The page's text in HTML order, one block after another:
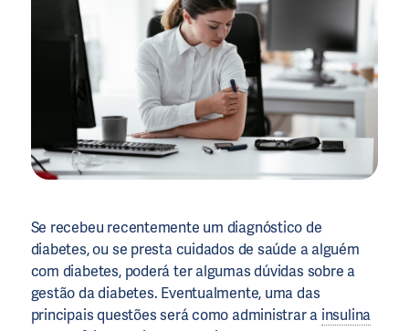
Se recebeu recentemente um diagnóstico de
diabetes, ou se presta cuidados de saúde a alguém
com diabetes, poderá ter algumas dúvidas sobre a
gestão da diabetes. Eventualmente, uma das
principais questões será como administrar a insulina